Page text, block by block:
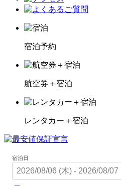
宿泊予約
航空券＋宿泊
レンタカー＋宿泊
宿泊日